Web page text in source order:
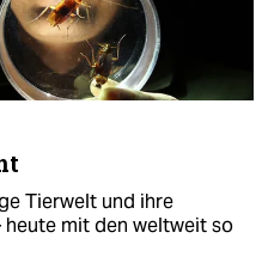
Tierwelt und ihre
heute mit den weltweit so